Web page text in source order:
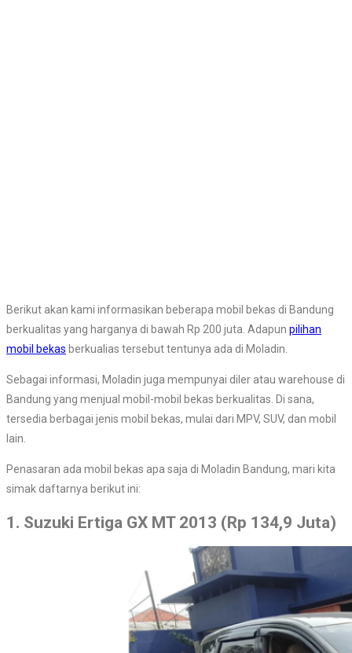
Berikut akan kami informasikan beberapa mobil bekas di Bandung
berkualitas yang harganya di bawah Rp 200 juta. Adapun pilihan
mobil bekas berkualias tersebut tentunya ada di Moladin.
Sebagai informasi, Moladin juga mempunyai diler atau warehouse di
Bandung yang menjual mobil-mobil bekas berkualitas. Di sana,
tersedia berbagai jenis mobil bekas, mulai dari MPV, SUV, dan mobil
lain.
Penasaran ada mobil bekas apa saja di Moladin Bandung, mari kita
simak daftarnya berikut ini:
1. Suzuki Ertiga GX MT 2013 (Rp 134,9 Juta)